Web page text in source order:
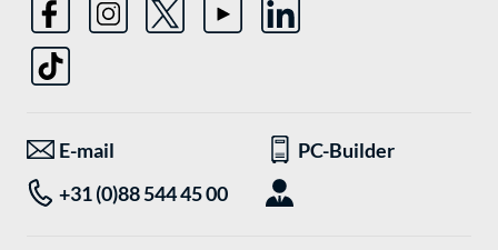
E-mail
PC-Builder
+31 (0)88 544 45 00